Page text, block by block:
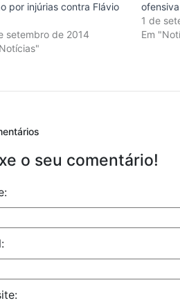
por injúrias contra Flávio
setembro de 2014
1 de
Em
o seu comentário!